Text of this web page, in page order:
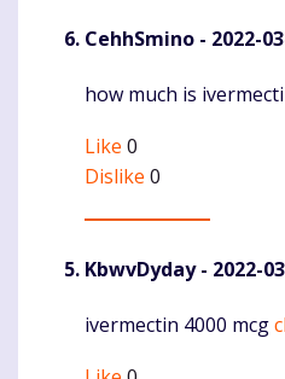
CehhSmino - 2022-
Komentaras
how much is
Like 0
Dislike 0
KbwvDyday- 2022-
Komentaras
ivermectin 4000 mcg